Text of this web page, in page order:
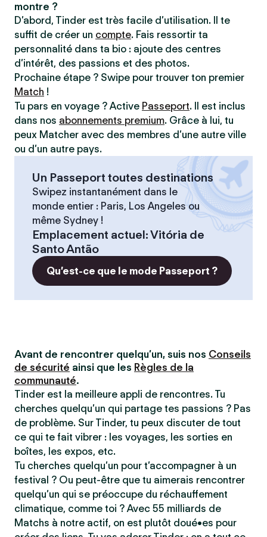
montre ?
D’abord, Tinder est très facile d’utilisation. Il te
suffit de créer un compte. Fais ressortir ta
personnalité dans ta bio : ajoute des centres
d’intérêt, des passions et des photos.
Prochaine étape ? Swipe pour trouver ton premier
Match !
Tu pars en voyage ? Active Passeport. Il est inclus
dans nos abonnements premium. Grâce à lui, tu
peux Matcher avec des membres d’une autre ville
ou d’un autre pays.
Un Passeport toutes destinations
Swipez instantanément dans le
monde entier : Paris, Los Angeles ou
même Sydney !
Emplacement actuel:Vitória de
Santo Antão
Qu’est-ce que le mode Passeport ?
Avant de rencontrer quelqu’un, suis nos Conseils
de sécurité ainsi que les Règles de la
communauté.
Tinder est la meilleure appli de rencontres. Tu
cherches quelqu’un qui partage tes passions ? Pas
de problème. Sur Tinder, tu peux discuter de tout
ce qui te fait vibrer : les voyages, les sorties en
boîtes, les expos, etc.
Tu cherches quelqu’un pour t’accompagner à un
festival ? Ou peut-être que tu aimerais rencontrer
quelqu’un qui se préoccupe du réchauffement
climatique, comme toi ? Avec 55 milliards de
Matchs à notre actif, on est plutôt doué•es pour